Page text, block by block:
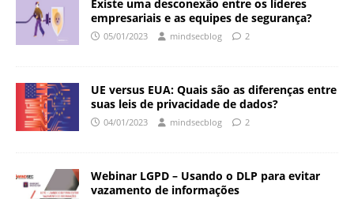
Existe uma desconexão entre os líderes
empresariais e as equipes de segurança?
05/01/2023 mindsecblog 2
UE versus EUA: Quais são as diferenças entre
suas leis de privacidade de dados?
04/01/2023 mindsecblog 2
Webinar LGPD – Usando o DLP para evitar
vazamento de informações